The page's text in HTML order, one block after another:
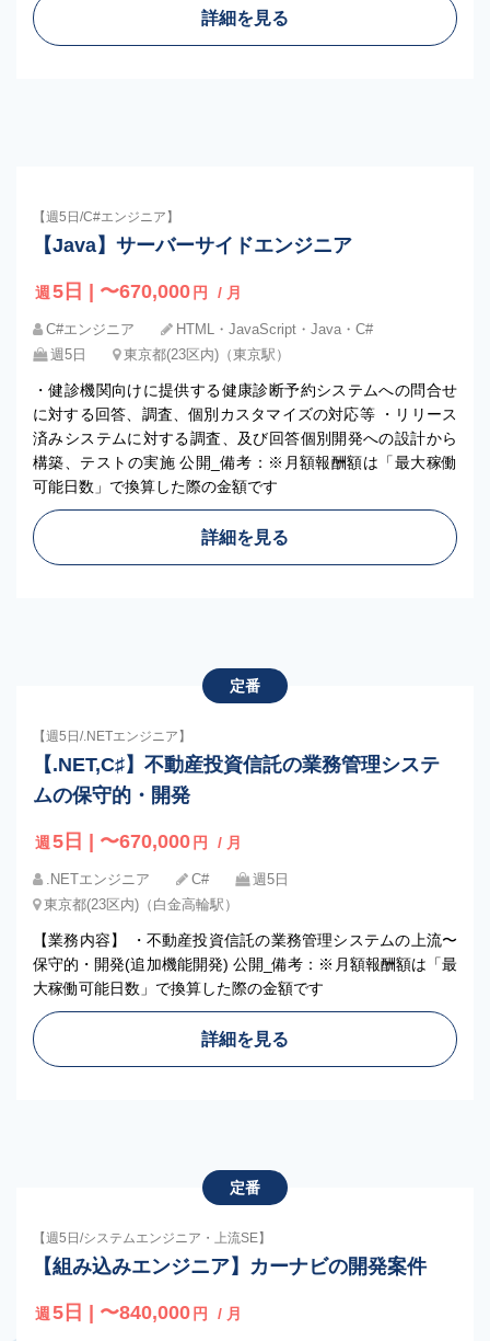
詳細を見る
【週5日/C#エンジニア】
【Java】サーバーサイドエンジニア
週 5日 | 〜670,000 円 / 月
C#エンジニア
HTML・JavaScript・Java・C#
週5日
東京都(23区内)（東京駅）
・健診機関向けに提供する健康診断予約システムへの問合せ
に対する回答、調査、個別カスタマイズの対応等 ・リリース
済みシステムに対する調査、及び回答個別開発への設計から
構築、テストの実施 公開_備考：※月額報酬額は「最大稼働
可能日数」で換算した際の金額です
詳細を見る
定番
【週5日/.NETエンジニア】
【.NET,C♯】不動産投資信託の業務管理システ
ムの保守的・開発
週 5日 | 〜670,000 円 / 月
.NETエンジニア C#
週5日
東京都(23区内)（白金高輪駅）
【業務内容】 ・不動産投資信託の業務管理システムの上流〜
保守的・開発(追加機能開発) 公開_備考：※月額報酬額は「最
大稼働可能日数」で換算した際の金額です
詳細を見る
定番
【週5日/システムエンジニア・上流SE】
【組み込みエンジニア】カーナビの開発案件
週 5日 | 〜840,000 円 / 月